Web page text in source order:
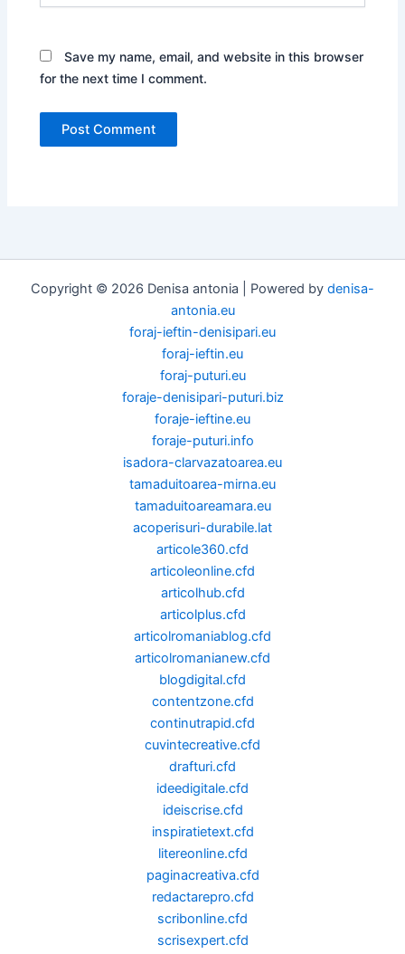
Save my name, email, and website in this browser
for the next time I comment.
Copyright © 2026 Denisa antonia | Powered by denisa-
antonia.eu
foraj-ieftin-denisipari.eu
foraj-ieftin.eu
foraj-puturi.eu
foraje-denisipari-puturi.biz
foraje-ieftine.eu
foraje-puturi.info
isadora-clarvazatoarea.eu
tamaduitoarea-mirna.eu
tamaduitoareamara.eu
acoperisuri-durabile.lat
articole360.cfd
articoleonline.cfd
articolhub.cfd
articolplus.cfd
articolromaniablog.cfd
articolromanianew.cfd
blogdigital.cfd
contentzone.cfd
continutrapid.cfd
cuvintecreative.cfd
drafturi.cfd
ideedigitale.cfd
ideiscrise.cfd
inspiratietext.cfd
litereonline.cfd
paginacreativa.cfd
redactarepro.cfd
scribonline.cfd
scrisexpert.cfd